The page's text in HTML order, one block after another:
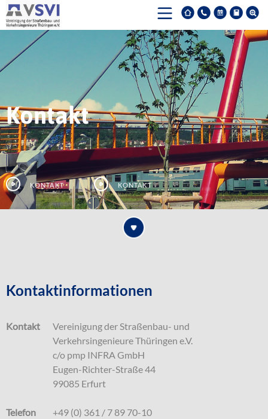
Kontakt
Kontakt Kontakt
Kontaktinformationen
Kontakt
Vereinigung der Straßenbau- und
Verkehrsingenieure Thüringen e.V.
c/o pmp INFRA GmbH
Eugen-Richter-Straße 44
99085 Erfurt
Telefon
+49 (0) 361 / 7 89 70-10